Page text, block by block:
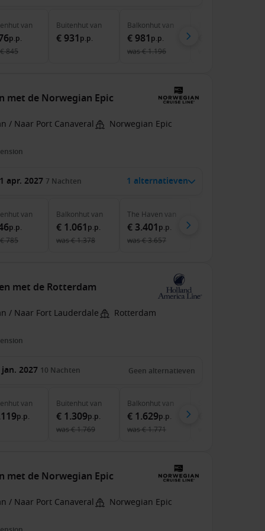
van
p.p.
€ 845
Buitenhutvan
€ 931 p.p.
Balkonhutvan
€ 981 p.p.
was€ 1.196
met de Norwegian Epic
/ Naar Port Canaveral Norwegian Epic
apr. 2027 7 Nachten 1 alternatieven
van
p.p.
€ 785
Balkonhutvan
€ 1.061 p.p.
was€ 1.378
The Haven van
€ 3.401 p.p.
was€ 3.657
met de Rotterdam
/ Naar Fort Lauderdale Rotterdam
jan. 2027 10 Nachten Geen alternatieven
van
p.p.
Buitenhutvan
€ 1.309p.p.
was€ 1.769
Balkonhutvan
€ 1.629p.p.
was€ 1.771
met de Norwegian Epic
/ Naar Port Canaveral Norwegian Epic